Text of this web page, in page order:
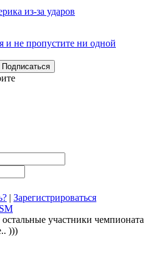
из-за ударов
и не пропустите ни одной
| Зарегистрироваться
участники чемпионата
)))